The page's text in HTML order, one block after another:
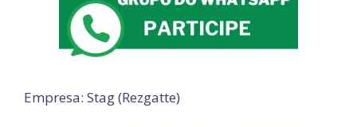
Empresa: Stag (Rezgatte)